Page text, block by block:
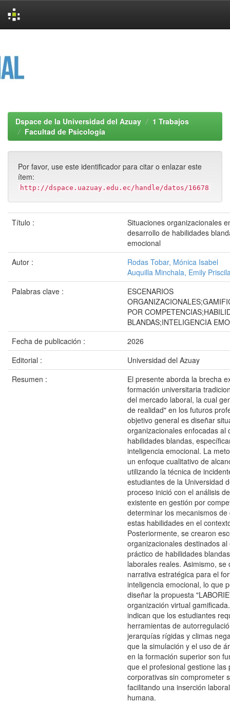
Dspace de la Universidad del Azuay
1 Trabajos
Facultad de Psicología
Por favor, use este identificador para citar o enlazar este
ítem:
http://dspace.uazuay.edu.ec/handle/datos/16678
Título :
Situaciones organizacionales
desarrollo de habilidades
emocional
Autor :
Rodas Tobar, Mónica Isabel
Auquilla Minchala, Emily
Palabras clave :
ESCENARIOS
POR
BLANDAS;INTELIGENCIA
Fecha de publicación :
2026
Editorial :
Universidad del Azuay
Resumen :
El presente aborda la brecha
formación universitaria
del mercado laboral, la cual
de realidad" en los futuros
objetivo general es diseñar
organizacionales enfocadas al
habilidades blandas,
inteligencia emocional. La
un enfoque cualitativo de
utilizando la técnica de
estudiantes de la Universidad
proceso inició con el análisis
existente en gestión por
determinar los mecanismos
estas habilidades en el
Posteriormente, se crearon
organizacionales destinados
práctico de habilidades
laborales reales. Asimismo, se
narrativa estratégica para el
inteligencia emocional, lo que
diseñar la propuesta
organización virtual
indican que los estudiantes
herramientas de
jerarquías rígidas y climas
que la simulación y el uso de
en la formación superior son
que el profesional gestione las
corporativas sin comprometer
facilitando una inserción
humana.